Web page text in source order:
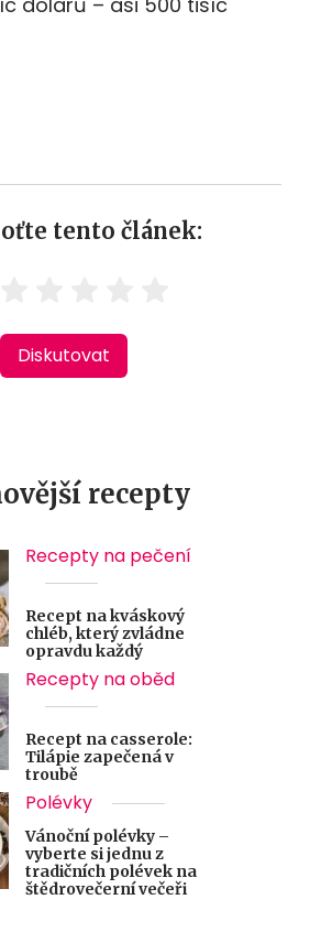
tento článek:
Diskutovat
recepty
Recepty na pečení
Recept na kváskový
chléb, který zvládne
opravdu každý
Recepty na oběd
Recept na casserole:
Tilápie zapečená v
troubě
Polévky
Vánoční polévky –
vyberte si jednu z
tradičních polévek na
štědrovečerní večeři